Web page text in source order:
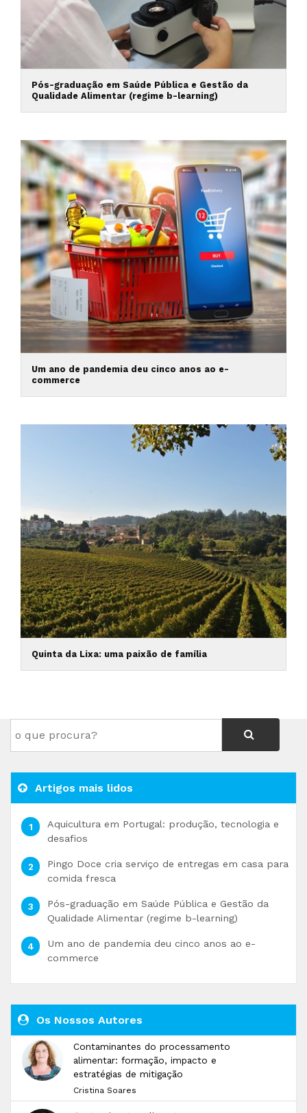
Pós-graduação em Saúde Pública e Gestão da
Qualidade Alimentar (regime b-learning)
Um ano de pandemia deu cinco anos ao e-
commerce
Quinta da Lixa: uma paixão de família
Artigos mais lidos
Aquicultura em Portugal: produção, tecnologia e
desafios
Pingo Doce cria serviço de entregas em casa para
comida fresca
Pós-graduação em Saúde Pública e Gestão da
Qualidade Alimentar (regime b-learning)
Um ano de pandemia deu cinco anos ao e-
commerce
Os Nossos Autores
Contaminantes do processamento
alimentar: formação, impacto e
estratégias de mitigação
Cristina Soares